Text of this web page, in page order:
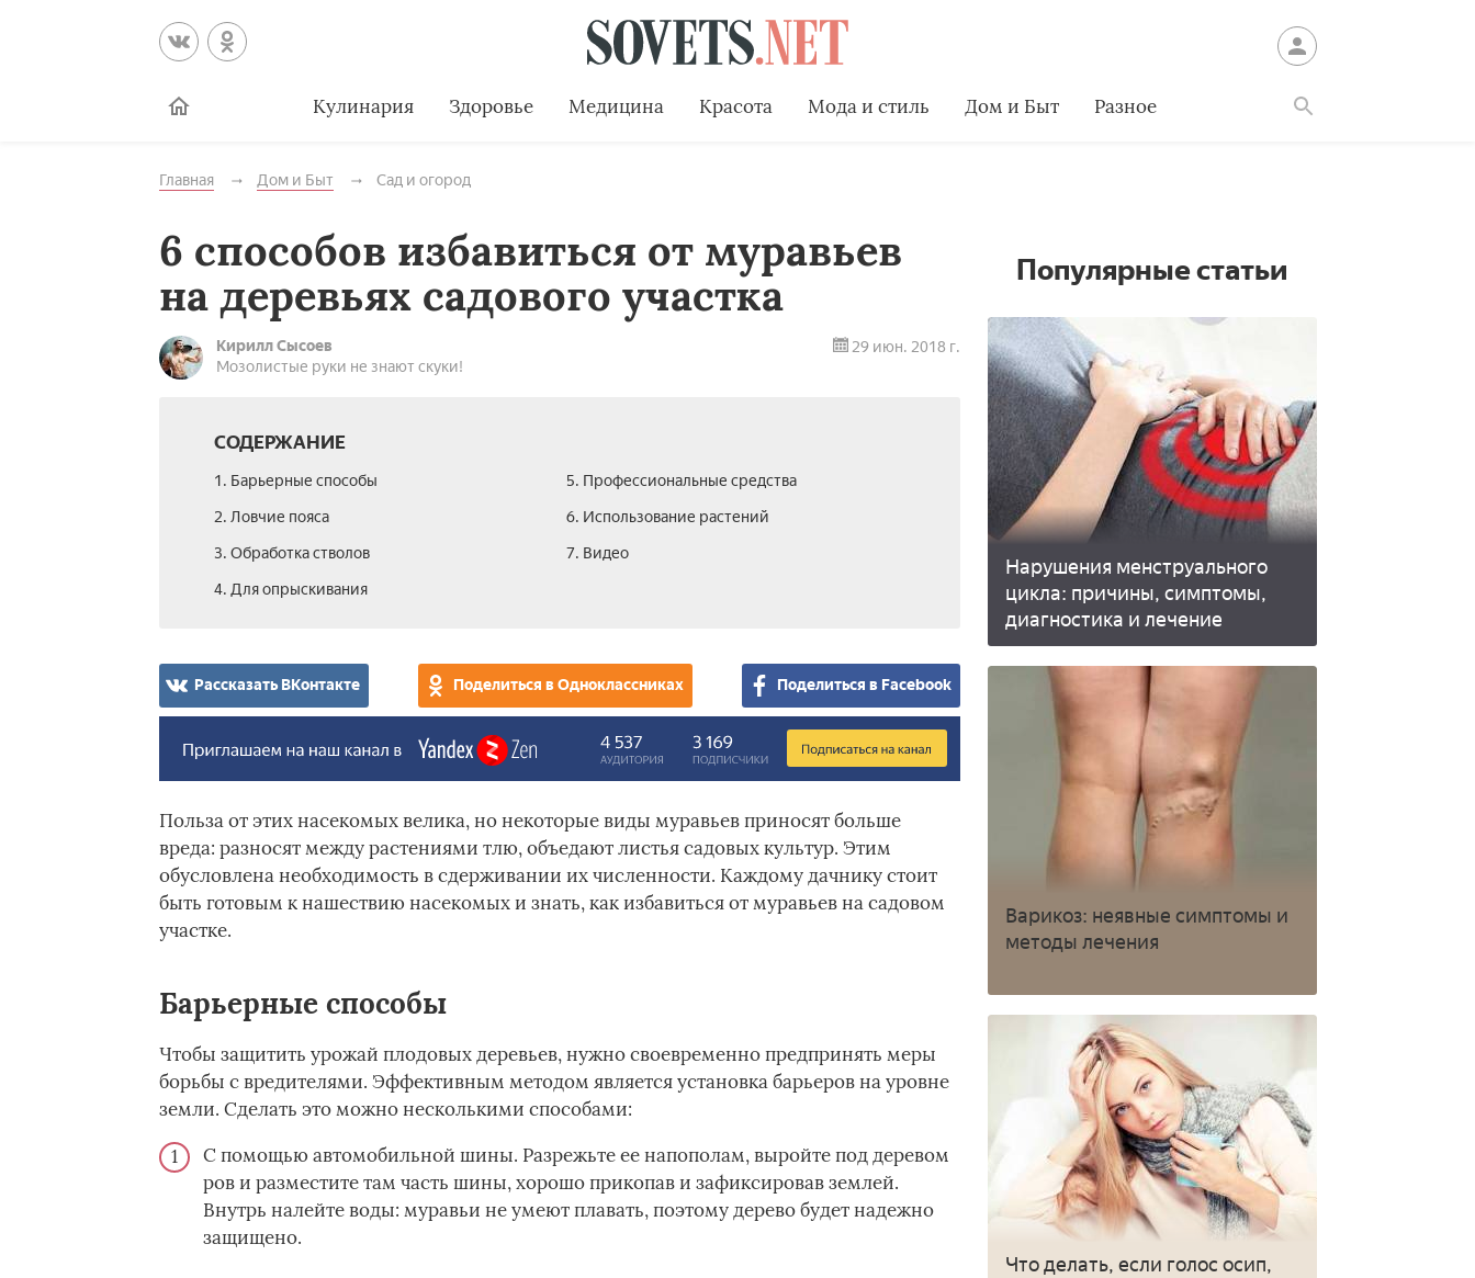
Кулинария Здоровье Медицина Красота Мода и стиль Дом и Быт Разное
Главная Дом и Быт Сад и огород
6 способов избавиться от муравьев
на деревьях садового участка
Кирилл Сысоев
Мозолистые руки не знают скуки!
29 июн. 2018 г.
СОДЕРЖАНИЕ
1. Барьерные способы
2. Ловчие пояса
3. Обработка стволов
4. Для опрыскивания
5. Профессиональные средства
6. Использование растений
7. Видео
Рассказать ВКонтакте Поделиться в Одноклассниках Поделиться в Facebook
Польза от этих насекомых велика, но некоторые виды муравьев приносят больше
вреда: разносят между растениями тлю, объедают листья садовых культур. Этим
обусловлена необходимость в сдерживании их численности. Каждому дачнику стоит
быть готовым к нашествию насекомых и знать, как избавиться от муравьев на садовом
участке.
Барьерные способы
Чтобы защитить урожай плодовых деревьев, нужно своевременно предпринять меры
борьбы с вредителями. Эффективным методом является установка барьеров на уровне
земли. Сделать это можно несколькими способами:
С помощью автомобильной шины. Разрежьте ее напополам, выройте под деревом
ров и разместите там часть шины, хорошо прикопав и зафиксировав землей.
Внутрь налейте воды: муравьи не умеют плавать, поэтому дерево будет надежно
защищено.
Популярные статьи
Нарушения менструального
цикла: причины, симптомы,
диагностика и лечение
Варикоз: неявные симптомы и
методы лечения
Что делать, если голос осип,